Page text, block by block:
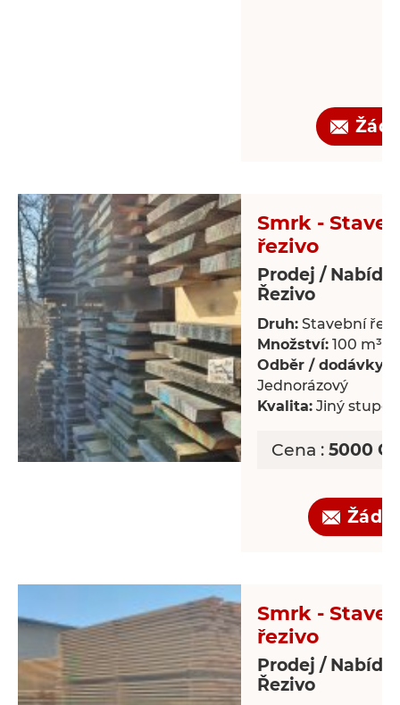
Smrk -
řezivo
Prodej /
Řezivo
Druh: Stavební
Množství: 100 m³
Odběr / dodávky:
Jednorázový
Kvalita: Jiný
Cena : 5000
Smrk -
řezivo
Prodej /
Řezivo